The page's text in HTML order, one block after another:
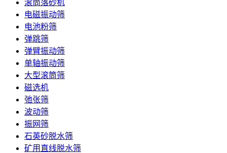
滚筒落砂机
电磁振动筛
电池粉筛
弹跳筛
弹臂振动筛
单轴振动筛
大型滚筒筛
磁选机
弛张筛
波动筛
振网筛
石英砂脱水筛
矿用直线脱水筛